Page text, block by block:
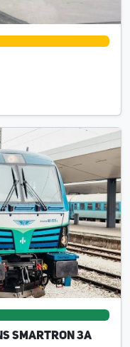
Smartron за